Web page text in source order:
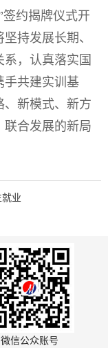
约揭牌仪式开
持发展长期、
，认真落实国
手共建实训基
、新模式、新方
联合发展的新局
业
微信公众账号